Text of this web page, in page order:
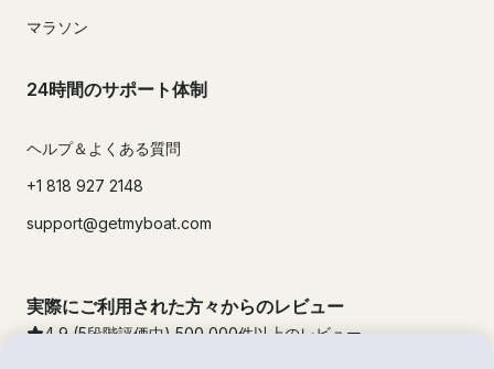
マラソン
24時間のサポート体制
ヘルプ＆よくある質問
+1 818 927 2148
support@getmyboat.com
実際にご利用された方々からのレビュー
4.9 (5段階評価中) 500,000件以上のレビュー